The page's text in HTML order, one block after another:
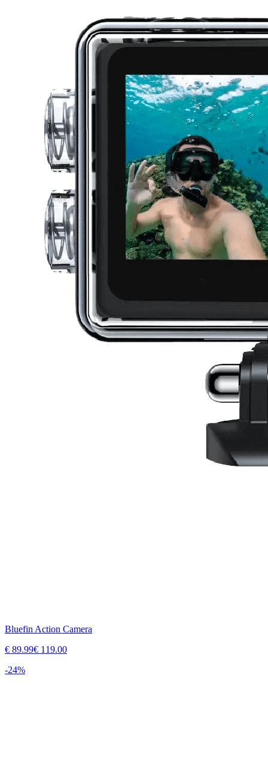
Bluefin Action Camera
€ 89.99€ 119.00
-24%